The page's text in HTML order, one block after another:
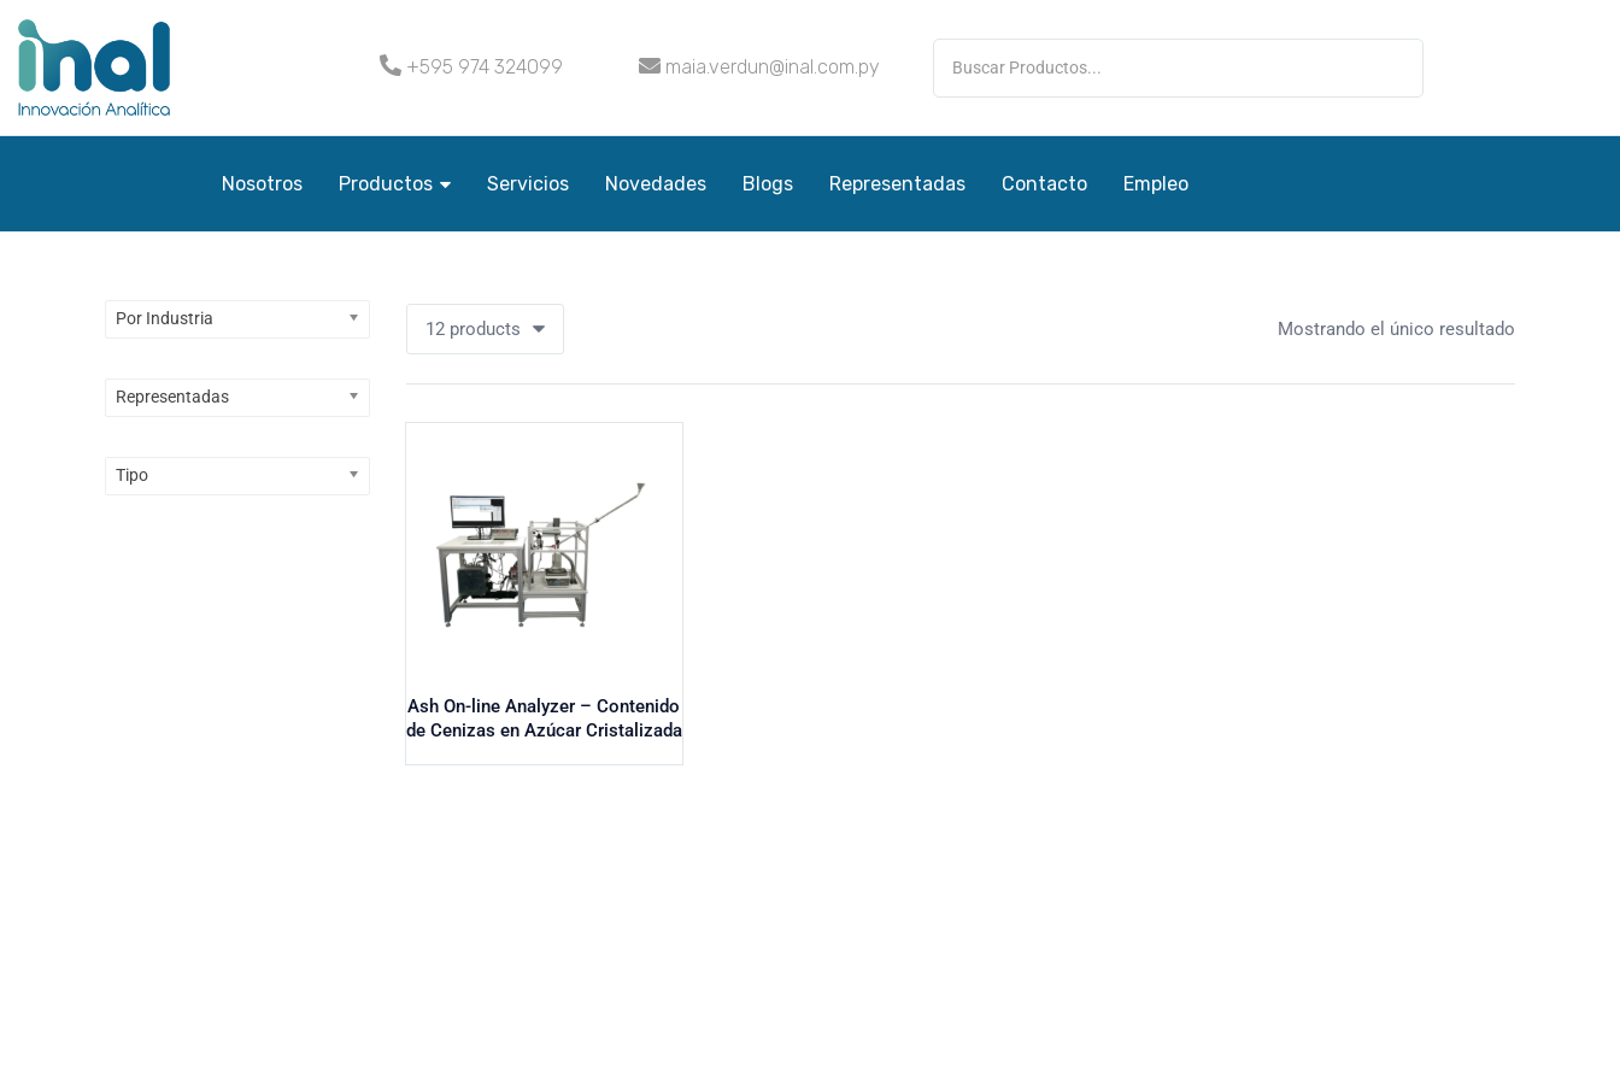
+595 974 324099 maia.verdun@inal.com.py
Nosotros Productos Servicios Novedades Blogs Representadas Contacto Empleo
Por Industria
Representadas
Tipo
Mostrando el único resultado
12 products
Ash On-line Analyzer – Contenido
de Cenizas en Azúcar Cristalizada